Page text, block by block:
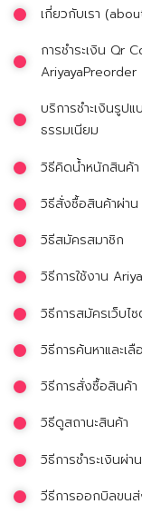
เกี่ยวกับเรา
การชำระเงิน Qr
AriyayaPreorder
บริการชำะเงินรูป
ธรรมเนียม
วิธีคิดน้ำหนักสินค้า
วิธีสั่งซื้อสินค้าผ่าน
วิธีสมัครสมาชิก
วิธีการใช้งาน
วิธีการสมัครเว็บไ
วิธีการค้นหาและเ
วิธีการสั่งซื้อสินค้า
วิธีดูสถานะสินค้า
วิธีการชำระเงินผ่
วีธีการออกบิลขน